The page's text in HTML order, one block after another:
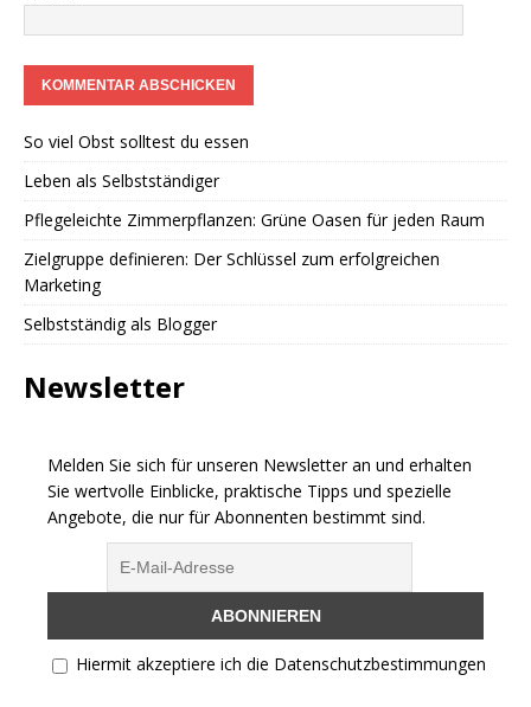
So viel Obst solltest du essen
Leben als Selbstständiger
Pflegeleichte Zimmerpflanzen: Grüne Oasen für jeden Raum
Zielgruppe definieren: Der Schlüssel zum erfolgreichen
Marketing
Selbstständig als Blogger
Newsletter
Melden Sie sich für unseren Newsletter an und erhalten
Sie wertvolle Einblicke, praktische Tipps und spezielle
Angebote, die nur für Abonnenten bestimmt sind.
Hiermit akzeptiere ich die Datenschutzbestimmungen